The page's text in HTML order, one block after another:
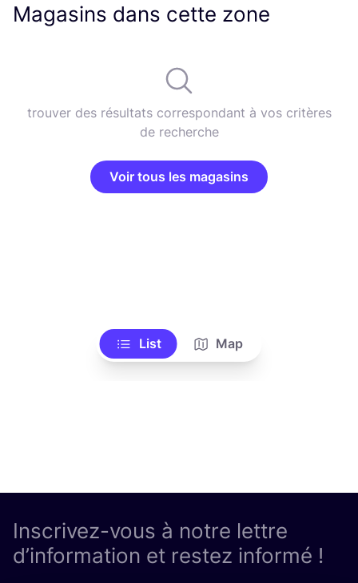
Magasins dans cette zone
trouver des résultats correspondant à vos critères
de recherche
Voir tous les magasins
List Map
Inscrivez-vous à notre lettre
d’information et restez informé !